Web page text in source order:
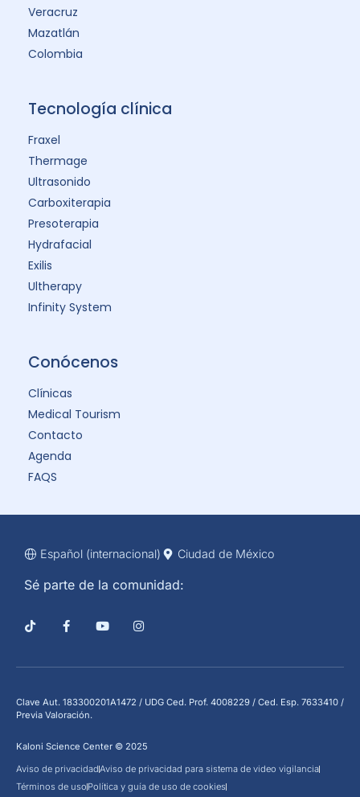
Veracruz
Mazatlán
Colombia
Tecnología clínica
Fraxel
Thermage
Ultrasonido
Carboxiterapia
Presoterapia
Hydrafacial
Exilis
Ultherapy
Infinity System
Conócenos
Clínicas
Medical Tourism
Contacto
Agenda
FAQS
Español (internacional) Ciudad de México
Sé parte de la comunidad:
Clave Aut. 183300201A1472 / UDG Ced. Prof. 4008229 / Ced. Esp. 7633410 /
Previa Valoración.
Kaloni Science Center © 2025
Aviso de privacidadAviso de privacidad para sistema de video vigilancia
Términos de uso Política y guía de uso de cookies